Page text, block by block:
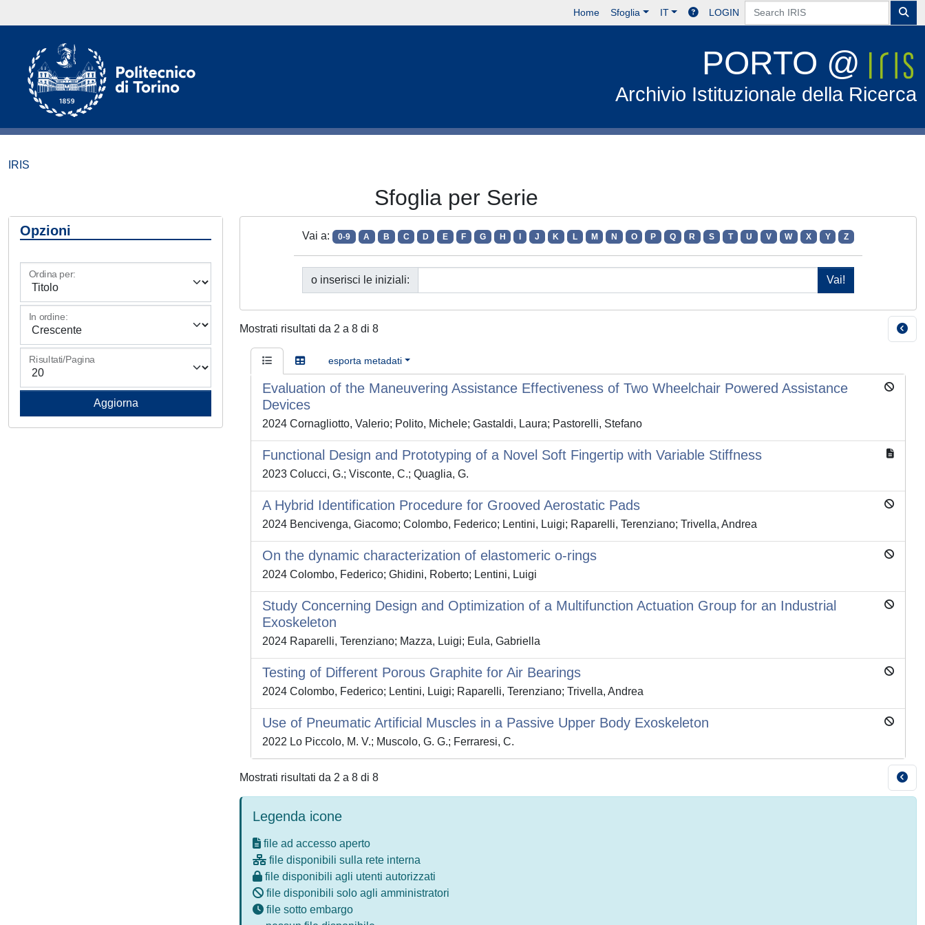
Home Sfoglia IT LOGIN
PORTO @
Archivio Istituzionale della Ricerca
IRIS
Sfoglia per Serie
Opzioni
Ordina per:
In ordine:
Risultati/Pagina
Vai a: 0-9 A B C D E F G H J K L M N O P Q R S T U V W X Y Z
o inserisci le iniziali:
Mostrati risultati da 2 a 8 di 8
esporta metadati
Evaluation of the Maneuvering Assistance Effectiveness of Two Wheelchair Powered Assistance
Devices
2024 Cornagliotto, Valerio; Polito, Michele; Gastaldi, Laura; Pastorelli, Stefano
Functional Design and Prototyping of a Novel Soft Fingertip with Variable Stiffness
2023 Colucci, G.; Visconte, C.; Quaglia, G.
A Hybrid Identification Procedure for Grooved Aerostatic Pads
2024 Bencivenga, Giacomo; Colombo, Federico; Lentini, Luigi; Raparelli, Terenziano; Trivella, Andrea
On the dynamic characterization of elastomeric o-rings
2024 Colombo, Federico; Ghidini, Roberto; Lentini, Luigi
Study Concerning Design and Optimization of a Multifunction Actuation Group for an Industrial
Exoskeleton
2024 Raparelli, Terenziano; Mazza, Luigi; Eula, Gabriella
Testing of Different Porous Graphite for Air Bearings
2024 Colombo, Federico; Lentini, Luigi; Raparelli, Terenziano; Trivella, Andrea
Use of Pneumatic Artificial Muscles in a Passive Upper Body Exoskeleton
2022 Lo Piccolo, M. V.; Muscolo, G. G.; Ferraresi, C.
Mostrati risultati da 2 a 8 di 8
Legenda icone
file ad accesso aperto
file disponibili sulla rete interna
file disponibili agli utenti autorizzati
file disponibili solo agli amministratori
file sotto embargo